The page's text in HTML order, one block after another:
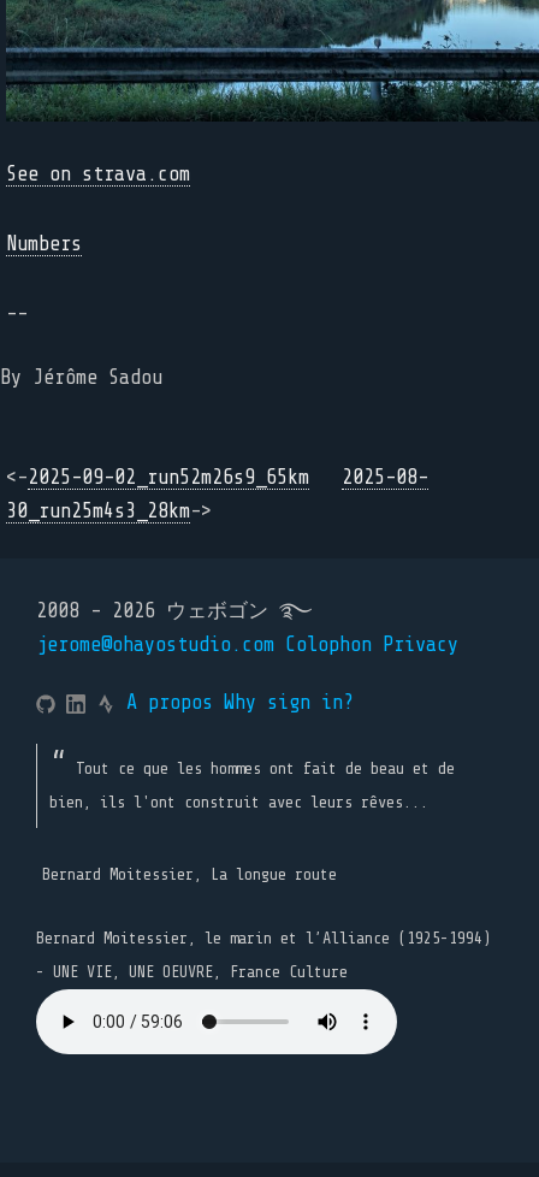
See on strava.com
Numbers
--
By Jérôme Sadou
<-2025-09-02_run52m26s9_65km
2025-08-
30_run25m4s3_28km->
2008 - 2026 ウェボゴン ࿐
jerome@ohayostudio.com Colophon Privacy
A propos Why sign in?
Tout ce que les hommes ont fait de beau et de
bien, ils l'ont construit avec leurs rêves...
Bernard Moitessier, La longue route
Bernard Moitessier, le marin et l’Alliance (1925-1994)
- UNE VIE, UNE OEUVRE, France Culture